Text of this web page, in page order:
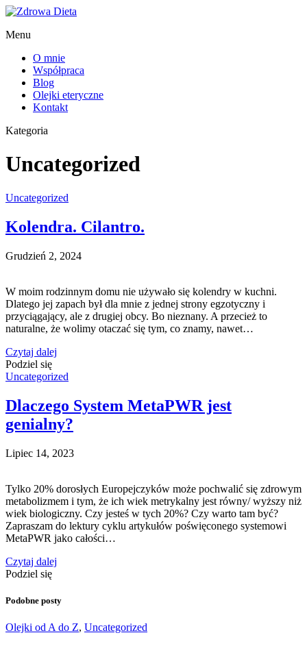
Menu
O mnie
Współpraca
Blog
Olejki eteryczne
Kontakt
Kategoria
Uncategorized
Uncategorized
Kolendra. Cilantro.
Grudzień 2, 2024
W moim rodzinnym domu nie używało się kolendry w kuchni.
Dlatego jej zapach był dla mnie z jednej strony egzotyczny i
przyciągający, ale z drugiej obcy. Bo nieznany. A przecież to
naturalne, że wolimy otaczać się tym, co znamy, nawet…
Czytaj dalej
Podziel się
Uncategorized
Dlaczego System MetaPWR jest
genialny?
Lipiec 14, 2023
Tylko 20% dorosłych Europejczyków może pochwalić się zdrowym
metabolizmem i tym, że ich wiek metrykalny jest równy/ wyższy niż
wiek biologiczny. Czy jesteś w tych 20%? Czy warto tam być?
Zapraszam do lektury cyklu artykułów poświęconego systemowi
MetaPWR jako całości…
Czytaj dalej
Podziel się
Podobne posty
Olejki od A do Z, Uncategorized